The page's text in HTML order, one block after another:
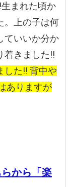
まれた頃か
。上の子は何
ていいか分か
着きました!!
した!! 背中や
ありますが
から「楽